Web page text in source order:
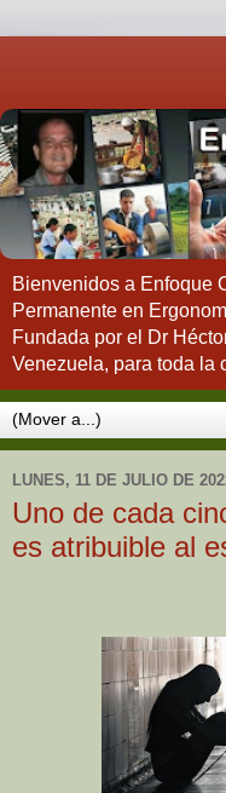
Bienvenidos a Enfoque
Permanente en
Fundada por el Dr
Venezuela, para toda la
LUNES, 11 DE JULIO DE
Uno de cada
es atribuible al